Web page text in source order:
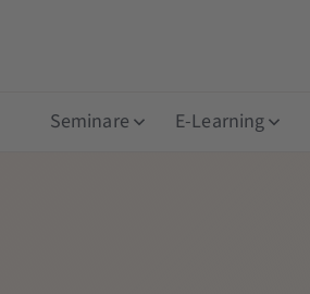
Seminare E-Learning